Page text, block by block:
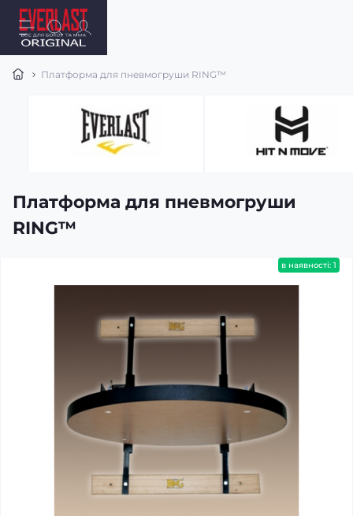
Платформа для пневмогруши RING™
Платформа для пневмогруши
RING™
в наявності: 1